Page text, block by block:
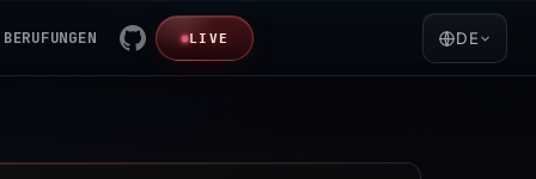
BERUFUNGEN LIVE DE